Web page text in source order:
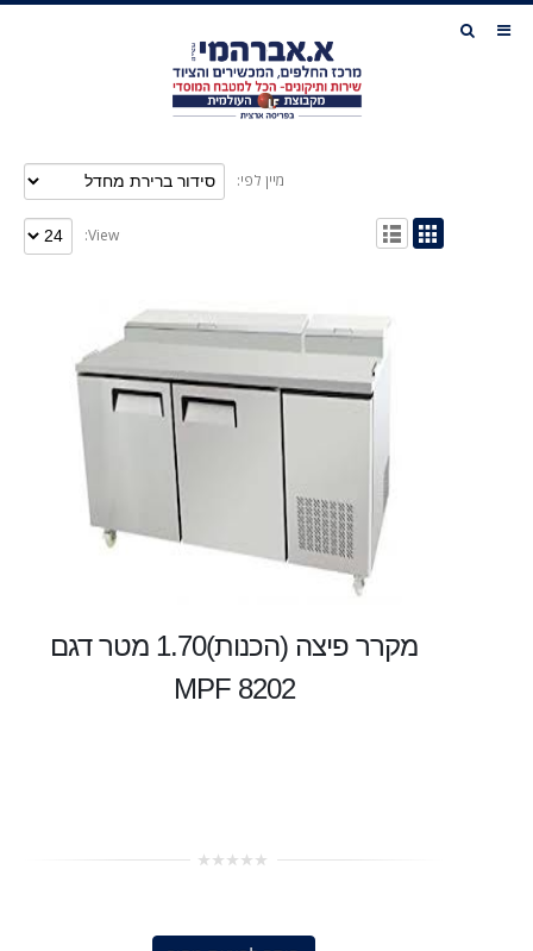
מיין לפי:
View:
מקרר פיצה (הכנות)1.70 מטר דגם
MPF 8202